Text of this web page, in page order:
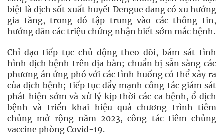
biệt là dịch sốt xuất huyết Dengue đang có xu hướng
gia tăng, trong đó tập trung vào các thông tin,
hướng dẫn các triệu chứng nhận biết sớm mắc bệnh.
Chỉ đạo tiếp tục chủ động theo dõi, bám sát tình
hình dịch bệnh trên địa bàn; chuẩn bị sẵn sàng các
phương án ứng phó với các tình huống có thể xảy ra
của dịch bệnh; tiếp tục đẩy mạnh công tác giám sát
phát hiện sớm và xử lý kịp thời các ca bệnh, ổ dịch
bệnh và triển khai hiệu quả chương trình tiêm
chủng mở rộng năm 2023, công tác tiêm chủng
vaccine phòng Covid-19.